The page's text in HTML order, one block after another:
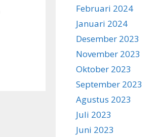
Februari 2024
Januari 2024
Desember 2023
November 2023
Oktober 2023
September 2023
Agustus 2023
Juli 2023
Juni 2023